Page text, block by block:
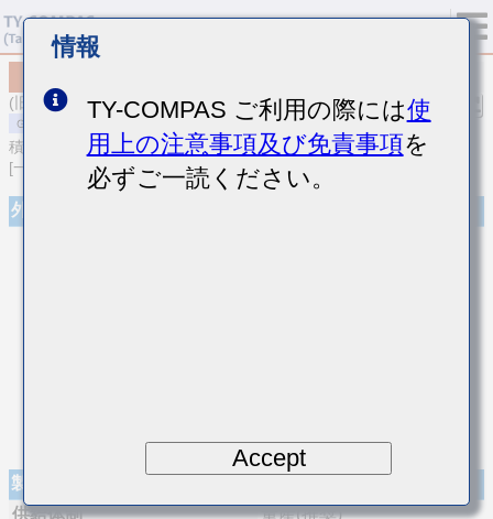
(旧品番 HMK107BJ222MA-T)
積層セラミックコンデンサ
[一般用 中高耐圧積層セラミックコンデンサ]
外観
製品仕様
供給体制
量産(推奨)
情報
TY-COMPAS ご利用の際には使
用上の注意事項及び免責事項を
必ずご一読ください。
Accept